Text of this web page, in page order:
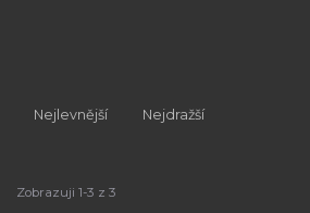
Nejlevnější Nejdražší
Zobrazuji 1-3 z 3